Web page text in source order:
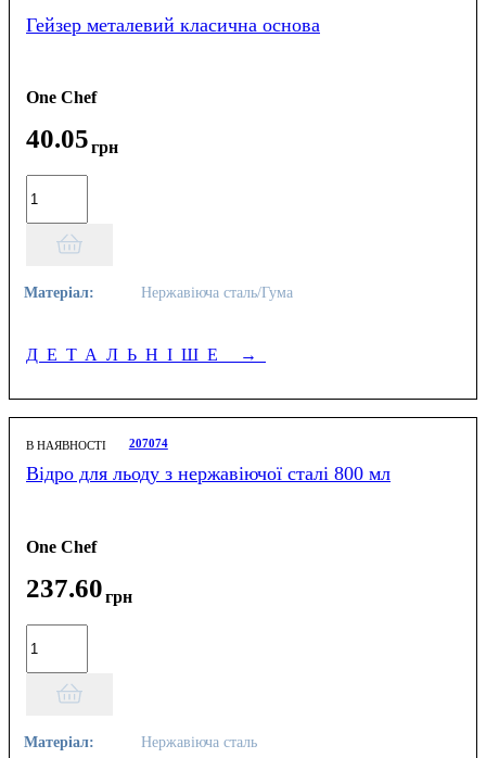
Гейзер металевий класична основа
One Chef
40.05грн
Матеріал: Нержавіюча сталь/Гума
ДЕТАЛЬНІШЕ →
В НАЯВНОСТІ 207074
Відро для льоду з нержавіючої сталі 800 мл
One Chef
237.60грн
Матеріал:
Нержавіюча сталь